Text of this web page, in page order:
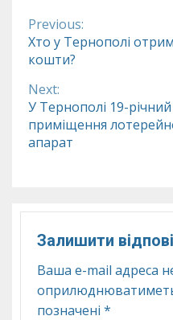
Continue
Reading
Previous:
Хто у Тернополі
кошти?
Next:
У Тернополі 19-
приміщення
апарат
Залишити
Ваша e-mail адреса
позначені *